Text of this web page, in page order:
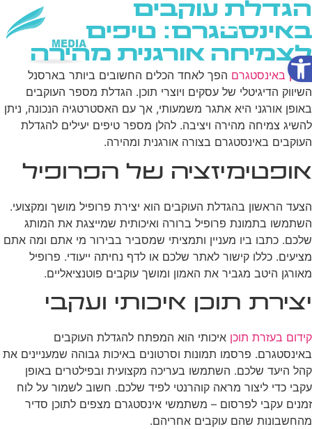
פתח סרגל נגישות
הגדלת עוקבים
באינסטגרם: טיפים
לצמיחה אורגנית מהירה
שיווק באינסטגרם הפך לאחד הכלים החשובים ביותר בארסנל
השיווק הדיגיטלי של עסקים ויוצרי תוכן. הגדלת מספר העוקבים
באופן אורגני היא אתגר משמעותי, אך עם האסטרטגיה הנכונה, ניתן
להשיג צמיחה מהירה ויציבה. להלן מספר טיפים יעילים להגדלת
העוקבים באינסטגרם בצורה אורגנית ומהירה.
אופטימיזציה של הפרופיל
הצעד הראשון בהגדלת העוקבים הוא יצירת פרופיל מושך ומקצועי.
השתמשו בתמונת פרופיל ברורה ואיכותית שמייצגת את המותג
שלכם. כתבו ביו מעניין ותמציתי שמסביר בבירור מי אתם ומה אתם
מציעים. כללו קישור לאתר שלכם או לדף נחיתה ייעודי. פרופיל
מאורגן היטב מגביר את האמון ומושך עוקבים פוטנציאליים.
יצירת תוכן איכותי ועקבי
קידום בעזרת תוכן איכותי הוא המפתח להגדלת העוקבים
באינסטגרם. פרסמו תמונות וסרטונים באיכות גבוהה שמעניינים את
קהל היעד שלכם. השתמשו בעריכה מקצועית ובפילטרים באופן
עקבי כדי ליצור מראה קוהרנטי לפיד שלכם. חשוב לשמור על לוח
זמנים עקבי לפרסום – משתמשי אינסטגרם מצפים לתוכן סדיר
מהחשבונות שהם עוקבים אחריהם.